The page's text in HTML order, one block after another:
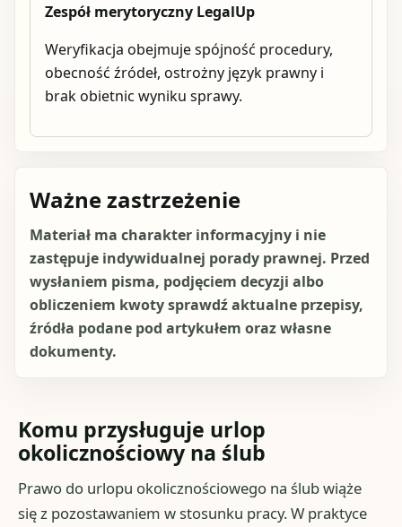
Zespół merytoryczny LegalUp
Weryfikacja obejmuje spójność procedury,
obecność źródeł, ostrożny język prawny i
brak obietnic wyniku sprawy.
Ważne zastrzeżenie
Materiał ma charakter informacyjny i nie
zastępuje indywidualnej porady prawnej. Przed
wysłaniem pisma, podjęciem decyzji albo
obliczeniem kwoty sprawdź aktualne przepisy,
źródła podane pod artykułem oraz własne
dokumenty.
Komu przysługuje urlop
okolicznościowy na ślub
Prawo do urlopu okolicznościowego na ślub wiąże
się z pozostawaniem w stosunku pracy. W praktyce